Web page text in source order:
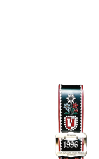
hinzufügen
hinzufügen